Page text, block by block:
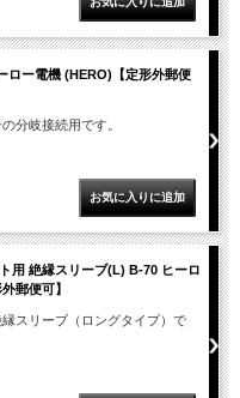
ロー電機 (HERO)【定形外郵便
分岐接続用です。
用 絶縁スリーブ(L) B-70 ヒーロ
郵便可】
スリーブ（ロングタイプ）で